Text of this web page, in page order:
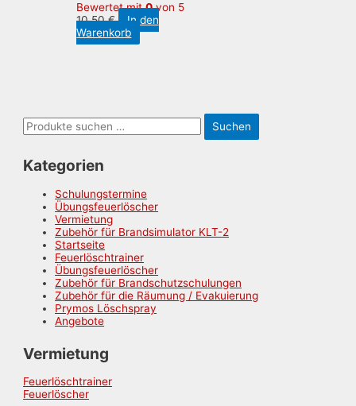
Suchen
nach:
Suchen
Kategorien
Schulungstermine
Übungsfeuerlöscher
Vermietung
Zubehör für Brandsimulator KLT-2
Startseite
Feuerlöschtrainer
Übungsfeuerlöscher
Zubehör für Brandschutzschulungen
Zubehör für die Räumung / Evakuierung
Prymos Löschspray
Angebote
Vermietung
Feuerlöschtrainer
Feuerlöscher
Bewertet mit0von 5
10,50€
In den
Warenkorb